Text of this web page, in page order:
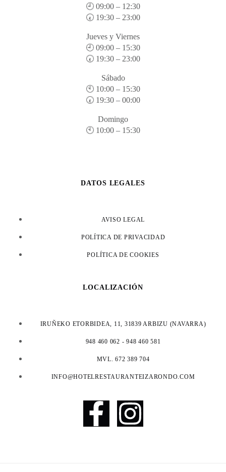
🕘 09:00 – 12:30
🕢 19:30 – 23:00
Jueves y Viernes
🕘 09:00 – 15:30
🕢 19:30 – 23:00
Sábado
🕙 10:00 – 15:30
🕢 19:30 – 00:00
Domingo
🕙 10:00 – 15:30
DATOS LEGALES
AVISO LEGAL
POLÍTICA DE PRIVACIDAD
POLÍTICA DE COOKIES
LOCALIZACIÓN
IRUÑEKO ETORBIDEA, 11, 31839 ARBIZU (NAVARRA)
948 460 062 - 948 460 581
MVL. 672 389 704
INFO@HOTELRESTAURANTEIZARONDO.COM